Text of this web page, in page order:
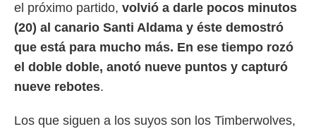
el próximo partido, volvió a darle pocos minutos
(20) al canario Santi Aldama y éste demostró
que está para mucho más. En ese tiempo rozó
el doble doble, anotó nueve puntos y capturó
nueve rebotes.
Los que siguen a los suyos son los Timberwolves,